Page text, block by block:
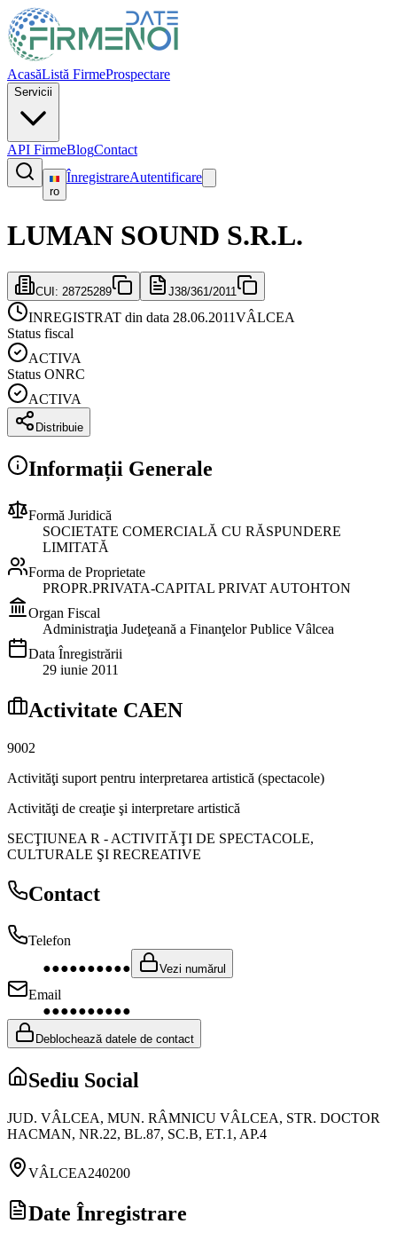
AcasăListă FirmeProspectare
Servicii
API FirmeBlogContact
ro
ÎnregistrareAutentificare
LUMAN SOUND S.R.L.
CUI: 28725289 J38/361/2011
INREGISTRAT din data 28.06.2011VÂLCEA
Status fiscal
ACTIVA
Status ONRC
ACTIVA
Distribuie
Informații Generale
Formă Juridică
SOCIETATE COMERCIALĂ CU RĂSPUNDERE
LIMITATĂ
Forma de Proprietate
PROPR.PRIVATA-CAPITAL PRIVAT AUTOHTON
Organ Fiscal
Administraţia Judeţeană a Finanţelor Publice Vâlcea
Data Înregistrării
29 iunie 2011
Activitate CAEN
9002
Activităţi suport pentru interpretarea artistică (spectacole)
Activităţi de creaţie şi interpretare artistică
SECŢIUNEA R - ACTIVITĂŢI DE SPECTACOLE,
CULTURALE ŞI RECREATIVE
Contact
Telefon
●●●●●●●●●●
Vezi numărul
Email
●●●●●●●●●●
Deblochează datele de contact
Sediu Social
JUD. VÂLCEA, MUN. RÂMNICU VÂLCEA, STR. DOCTOR
HACMAN, NR.22, BL.87, SC.B, ET.1, AP.4
VÂLCEA240200
Date Înregistrare